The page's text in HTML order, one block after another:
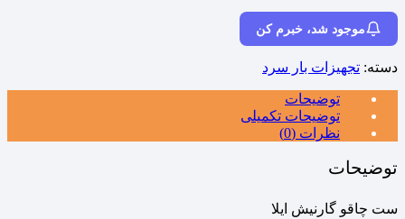
موجود شد، خبرم کن
دسته: تجهیزات بار سرد
توضیحات
توضیحات تکمیلی
نظرات (0)
توضیحات
ست چاقو گارنیش ایلا